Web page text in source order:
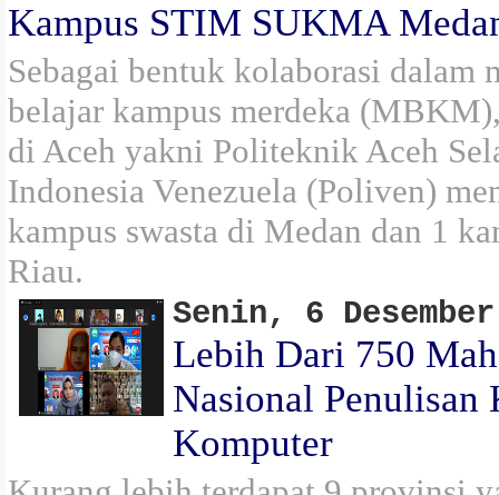
Kampus STIM SUKMA
Sebagai bentuk kolaborasi dalam
belajar kampus merdeka
di Aceh yakni Politeknik Aceh
Indonesia Venezuela (Poliven)
kampus swasta di Medan dan 1
Riau.
Senin, 6
Lebih Dari 750
Nasional
Komputer